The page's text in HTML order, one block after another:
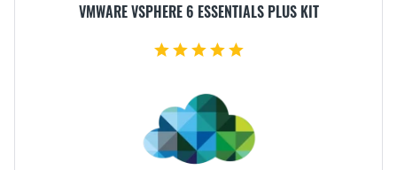
VMWARE VSPHERE 6 ESSENTIALS PLUS KIT